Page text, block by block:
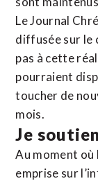
Le Journal
diffusée sur le
pas à cette
pourraient
toucher de
mois.
Je
Au moment
emprise sur